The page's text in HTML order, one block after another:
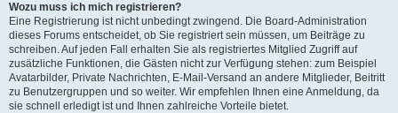
Wozu muss ich mich registrieren?
Eine Registrierung ist nicht unbedingt zwingend. Die Board-Administration
dieses Forums entscheidet, ob Sie registriert sein müssen, um Beiträge zu
schreiben. Auf jeden Fall erhalten Sie als registriertes Mitglied Zugriff auf
zusätzliche Funktionen, die Gästen nicht zur Verfügung stehen: zum Beispiel
Avatarbilder, Private Nachrichten, E-Mail-Versand an andere Mitglieder, Beitritt
zu Benutzergruppen und so weiter. Wir empfehlen Ihnen eine Anmeldung, da
sie schnell erledigt ist und Ihnen zahlreiche Vorteile bietet.